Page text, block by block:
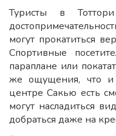
Туристы в
могут прокатиться
Спортивные
параплане или
же ощущения, что
центре Сакью есть
могут насладиться
добраться даже на